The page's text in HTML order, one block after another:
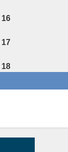
16
17
18